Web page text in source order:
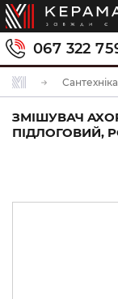
067 322
Сантехніка
ЗМІШУВАЧ
ПІДЛОГОВИЙ,